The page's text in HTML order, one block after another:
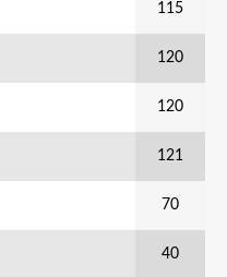
115
120
120
121
70
40